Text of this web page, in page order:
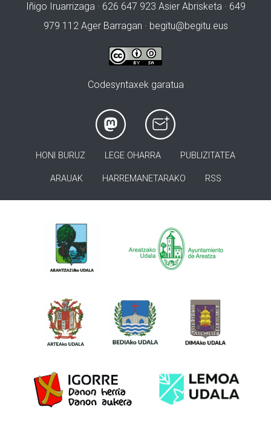
Iñigo Iruarrizaga · 626 647 923 Asier Abrisketa · 649
979 112 Ager Barragan · begitu@begitu.eus
Codesyntaxek garatua
HONI BURUZ LEGE OHARRA PUBLIZITATEA
ARAUAK HARREMANETARAKO RSS